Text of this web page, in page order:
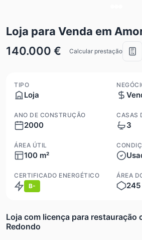
Loja para Venda em
140.000 €
Calcular prestação
TIPO
Loja
ANO DE CONSTRUÇÃO
2000
CASAS
3
ÁREA ÚTIL
100 m²
CERTIFICADO ENERGÉTICO
B-
ÁREA
245
Loja com licença para restauração
Redondo